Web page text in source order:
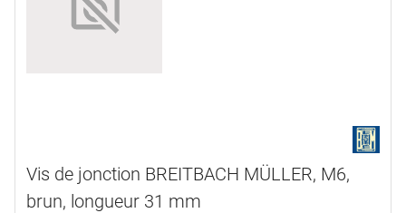
Vis de jonction BREITBACH MÜLLER, M6,
brun, longueur 31 mm